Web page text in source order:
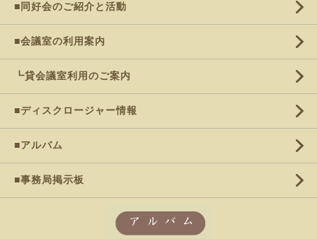
■同好会のご紹介と活動
■会議室の利用案内
┗貸会議室利用のご案内
■ディスクロージャー情報
■アルバム
■事務局掲示板